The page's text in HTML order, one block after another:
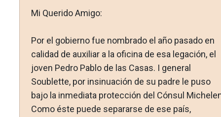
Mi Querido Amigo:
Por el gobierno fue nombrado el año pasado en
calidad de auxiliar a la oficina de esa legación, el
joven Pedro Pablo de las Casas. I general
Soublette, por insinuación de su padre le puso
bajo la inmediata protección del Cónsul
Como éste puede separarse de ese país,